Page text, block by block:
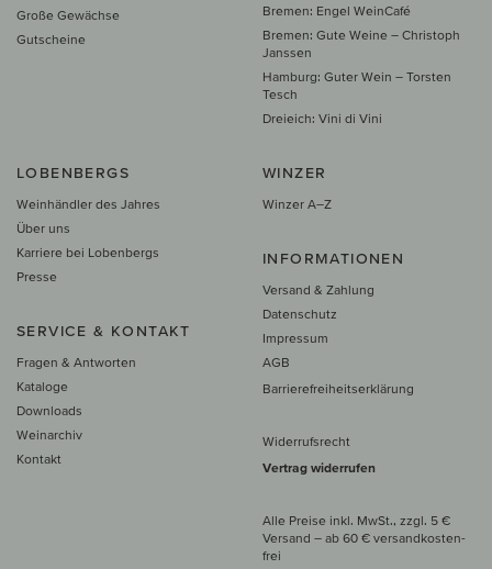
Große Gewächse
Gutscheine
Bremen: Engel WeinCafé
Bremen: Gute Weine – Christoph
Janssen
Hamburg: Guter Wein – Torsten
Tesch
Dreieich: Vini di Vini
LOBENBERGS
Weinhändler des Jahres
Über uns
Karriere bei Lobenbergs
Presse
SERVICE & KONTAKT
Fragen & Antworten
Kataloge
Downloads
Weinarchiv
Kontakt
WINZER
Winzer A–Z
INFORMATIONEN
Versand & Zahlung
Datenschutz
Impressum
AGB
Barrierefreiheitserklärung
Widerrufsrecht
Vertrag widerrufen
Alle Preise inkl. MwSt., zzgl. 5 €
Versand – ab 60 € versand­kosten­
frei